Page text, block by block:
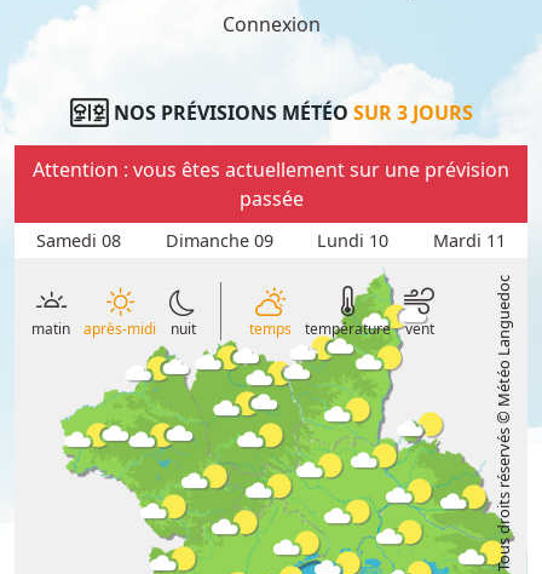
Connexion
NOS PRÉVISIONS MÉTÉO SUR 3 JOURS
Attention : vous êtes actuellement sur une prévision
passée
Samedi 08 Dimanche 09 Lundi 10 Mardi 11
matin après-midi nuit temps température vent Tous droits réservés © Météo Languedoc